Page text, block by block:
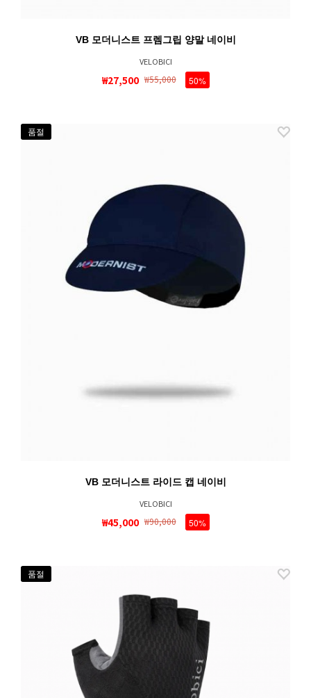
VB 모더니스트 프렘그립 양말 네이비
VELOBICI
₩27,500 ₩55,000 50%
품절
VB 모더니스트 라이드 캡 네이비
VELOBICI
₩45,000 ₩90,000 50%
품절